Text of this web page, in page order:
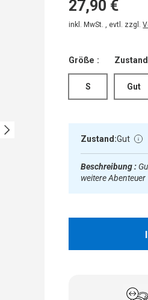
Nächste
27,90 €
inkl. MwSt. , evtl. zzgl.
Größe :
S Gut
Zustand:Gut
Beschreibung :
weitere Abenteuer